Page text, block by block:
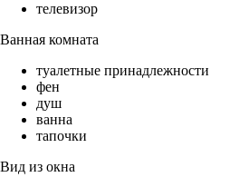
телевизор
Ванная комната
туалетные принадлежности
фен
душ
ванна
тапочки
Вид из окна